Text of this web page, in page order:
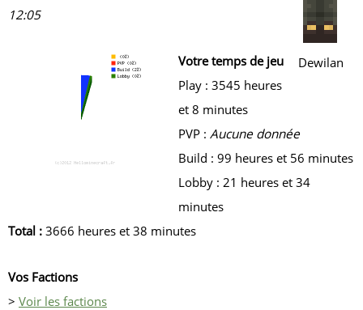
Dewilan
12:05
Votre temps de jeu
Play : 3545 heures
et 8 minutes
PVP : Aucune donnée
Build : 99 heures et 56 minutes
Lobby : 21 heures et 34
minutes
Total : 3666 heures et 38 minutes
Vos Factions
> Voir les factions